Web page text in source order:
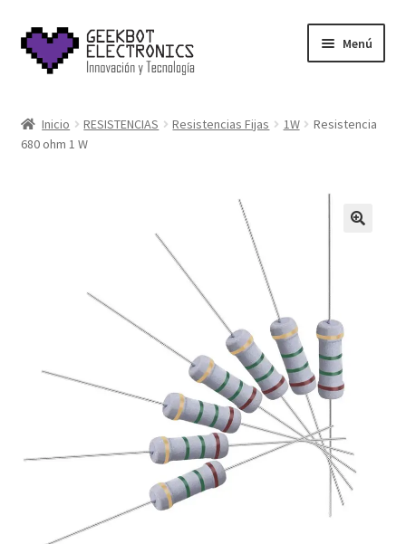
Saltar
a
navegación
Ir
al
contenido
Menú
About Us
Contact
Inicio RESISTENCIAS Resistencias Fijas 1W
Resistencia
680 ohm 1 W